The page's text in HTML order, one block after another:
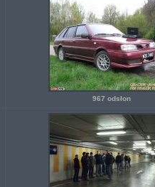
967 odsłon